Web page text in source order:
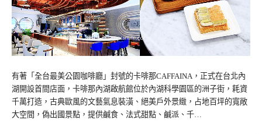
有著「全台最美公園咖啡廳」封號的卡啡那CAFFAINA，正式在台北內
湖開設首間店面，卡啡那內湖啟航館位於內湖科學園區的洲子街，耗資
千萬打造，古典歐風的文藝氣息裝潢、絕美戶外景緻，占地百坪的寬敞
大空間，偽出國景點，提供鹹食、法式甜點、鹹派、千…